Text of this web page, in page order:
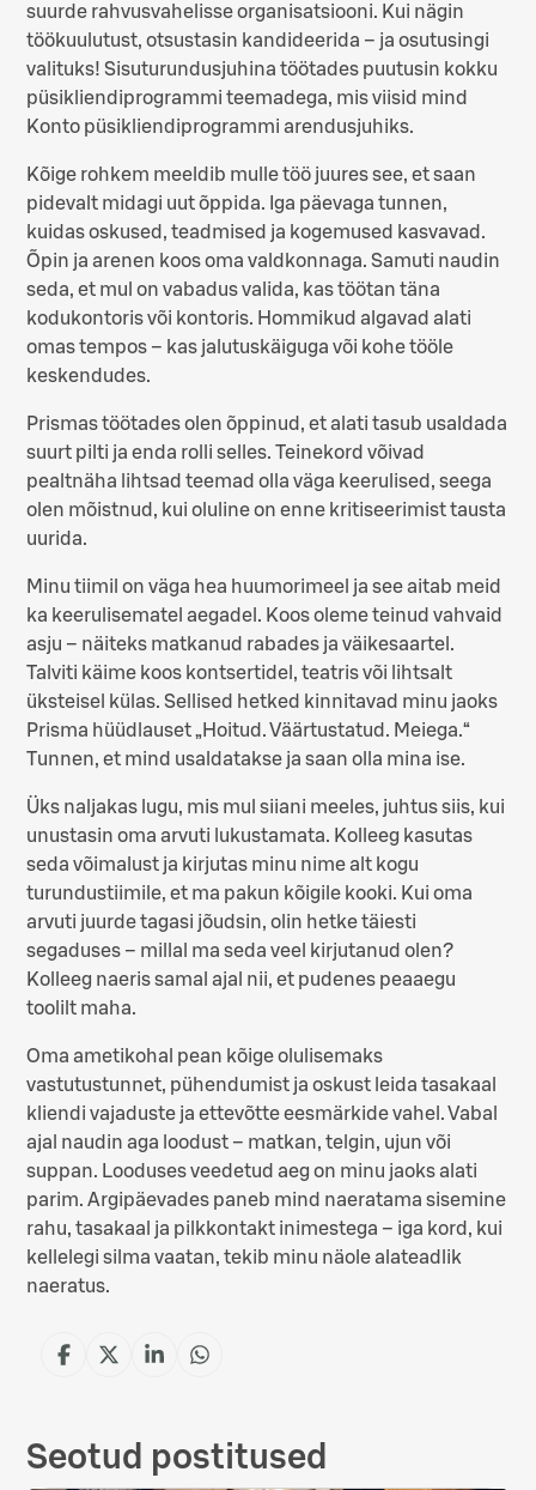
suurde rahvusvahelisse organisatsiooni. Kui nägin
töökuulutust, otsustasin kandideerida – ja osutusingi
valituks! Sisuturundusjuhina töötades puutusin kokku
püsikliendiprogrammi teemadega, mis viisid mind
Konto püsikliendiprogrammi arendusjuhiks.
Kõige rohkem meeldib mulle töö juures see, et saan
pidevalt midagi uut õppida. Iga päevaga tunnen,
kuidas oskused, teadmised ja kogemused kasvavad.
Õpin ja arenen koos oma valdkonnaga. Samuti naudin
seda, et mul on vabadus valida, kas töötan täna
kodukontoris või kontoris. Hommikud algavad alati
omas tempos – kas jalutuskäiguga või kohe tööle
keskendudes.
Prismas töötades olen õppinud, et alati tasub usaldada
suurt pilti ja enda rolli selles. Teinekord võivad
pealtnäha lihtsad teemad olla väga keerulised, seega
olen mõistnud, kui oluline on enne kritiseerimist tausta
uurida.
Minu tiimil on väga hea huumorimeel ja see aitab meid
ka keerulisematel aegadel. Koos oleme teinud vahvaid
asju – näiteks matkanud rabades ja väikesaartel.
Talviti käime koos kontsertidel, teatris või lihtsalt
üksteisel külas. Sellised hetked kinnitavad minu jaoks
Prisma hüüdlauset „Hoitud. Väärtustatud. Meiega.“
Tunnen, et mind usaldatakse ja saan olla mina ise.
Üks naljakas lugu, mis mul siiani meeles, juhtus siis, kui
unustasin oma arvuti lukustamata. Kolleeg kasutas
seda võimalust ja kirjutas minu nime alt kogu
turundustiimile, et ma pakun kõigile kooki. Kui oma
arvuti juurde tagasi jõudsin, olin hetke täiesti
segaduses – millal ma seda veel kirjutanud olen?
Kolleeg naeris samal ajal nii, et pudenes peaaegu
toolilt maha.
Oma ametikohal pean kõige olulisemaks
vastutustunnet, pühendumist ja oskust leida tasakaal
kliendi vajaduste ja ettevõtte eesmärkide vahel. Vabal
ajal naudin aga loodust – matkan, telgin, ujun või
suppan. Looduses veedetud aeg on minu jaoks alati
parim. Argipäevades paneb mind naeratama sisemine
rahu, tasakaal ja pilkkontakt inimestega – iga kord, kui
kellelegi silma vaatan, tekib minu näole alateadlik
naeratus.
J
F
J
X
J
L
i
J
W
Seotud postitused